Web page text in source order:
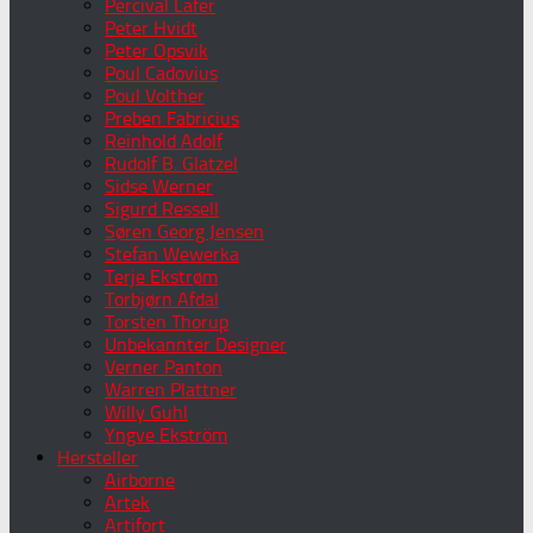
Percival Lafer
Peter Hvidt
Peter Opsvik
Poul Cadovius
Poul Volther
Preben Fabricius
Reinhold Adolf
Rudolf B. Glatzel
Sidse Werner
Sigurd Ressell
Søren Georg Jensen
Stefan Wewerka
Terje Ekstrøm
Torbjørn Afdal
Torsten Thorup
Unbekannter Designer
Verner Panton
Warren Plattner
Willy Guhl
Yngve Ekström
Hersteller
Airborne
Artek
Artifort